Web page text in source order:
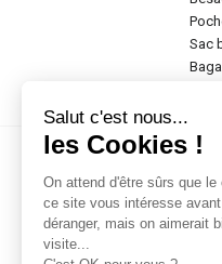
sac
abro
Salut c'est nous...
les Cookies !
On attend d'être sûrs que le
ce site vous intéresse
déranger, mais on aimerait
visite...